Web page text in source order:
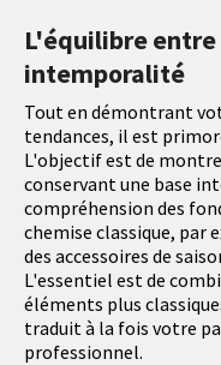
L'équilibre
intemporalité
Tout en démontrant
tendances, il est
L'objectif est de
conservant une base
compréhension des
chemise classique, par
des accessoires de
L'essentiel est de
éléments plus
traduit à la fois votre
professionnel.